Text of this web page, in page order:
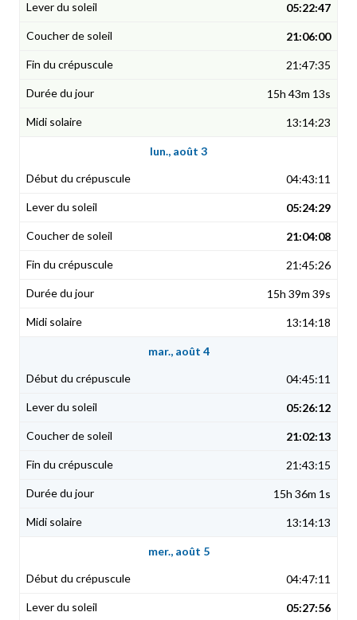
05:22:47
21:06:00
21:47:35
15h 43m 13s
13:14:23
lun., août 3
04:43:11
05:24:29
21:04:08
21:45:26
15h 39m 39s
13:14:18
mar., août 4
04:45:11
05:26:12
21:02:13
21:43:15
15h 36m 1s
13:14:13
mer., août 5
04:47:11
05:27:56